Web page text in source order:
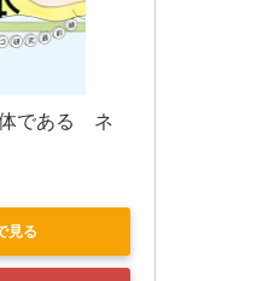
である　ネ
見る